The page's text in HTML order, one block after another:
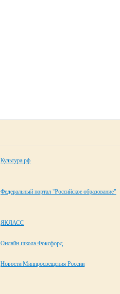
Культура.рф
Федеральный портал "Российское образование"
ЯКЛАСС
Онлайн-школа Фоксфорд
Новости Минпросвещения России